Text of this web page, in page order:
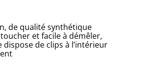
de qualité synthétique
et facile à démêler,
dispose de clips à l’intérieur